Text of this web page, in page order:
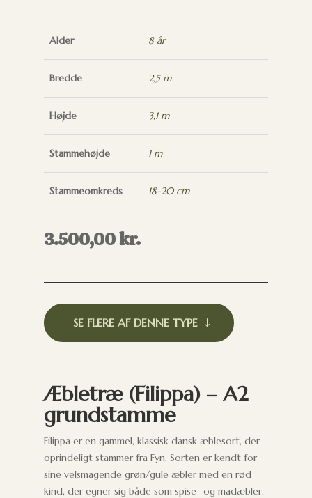
Alder 8 år
Bredde 2,5 m
Højde 3,1 m
Stammehøjde 1 m
Stammeomkreds 18-20 cm
3.500,00kr.
SE FLERE AF DENNE TYPE
Æbletræ (Filippa) – A2
grundstamme
Filippa er en gammel, klassisk dansk æblesort, der
oprindeligt stammer fra Fyn. Sorten er kendt for
sine velsmagende grøn/gule æbler med en rød
kind, der egner sig både som spise- og madæbler.